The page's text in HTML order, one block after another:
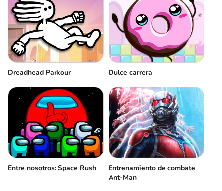
Dreadhead Parkour Dulce carrera
Entre nosotros: Space Rush
Entrenamiento de combate
Ant-Man